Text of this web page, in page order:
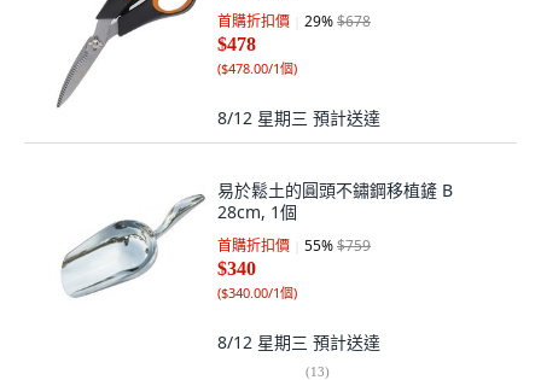
首購折扣價 29%$678
$478
($478.00/1個)
8/12 星期三 預計送達
易於鬆土的圓頭不鏽鋼移植鏟 B
28cm, 1個
首購折扣價 55%$759
$340
($340.00/1個)
8/12 星期三 預計送達
(13)